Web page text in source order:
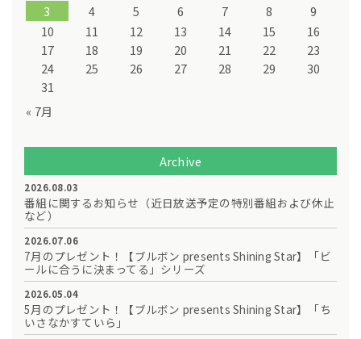
Archive
2026.08.03
番組に関するお知らせ（近日放送予定の特別番組および休止
など）
2026.07.06
7月のプレゼント！【ブルボン presents Shining Star】「ビ
ールに合うに決まってる」シリーズ
2026.05.04
5月のプレゼント！【ブルボン presents Shining Star】「ち
いさなかすていら」
« 7月
3
4 5 6 7 8
9
10
11 12 13 14 15
16
17
18 19 20 21 22
23
24
25 26 27 28 29
30
31